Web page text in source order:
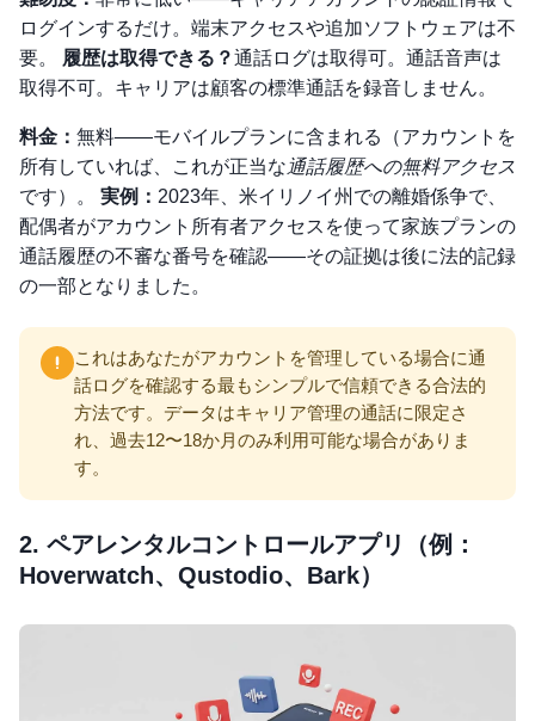
ログインするだけ。端末アクセスや追加ソフトウェアは不
要。
履歴は取得できる？通話ログは取得可。通話音声は
取得不可。キャリアは顧客の標準通話を録音しません。
料金： 無料——モバイルプランに含まれる（アカウントを
所有していれば、これが正当な通話履歴への無料アクセス
です）。 実例： 2023年、米イリノイ州での離婚係争で、
配偶者がアカウント所有者アクセスを使って家族プランの
通話履歴の不審な番号を確認——その証拠は後に法的記録
の一部となりました。
これはあなたがアカウントを管理している場合に通
話ログを確認する最もシンプルで信頼できる合法的
方法です。データはキャリア管理の通話に限定さ
れ、過去12〜18か月のみ利用可能な場合がありま
す。
2. ペアレンタルコントロールアプリ（例：
Hoverwatch、Qustodio、Bark）